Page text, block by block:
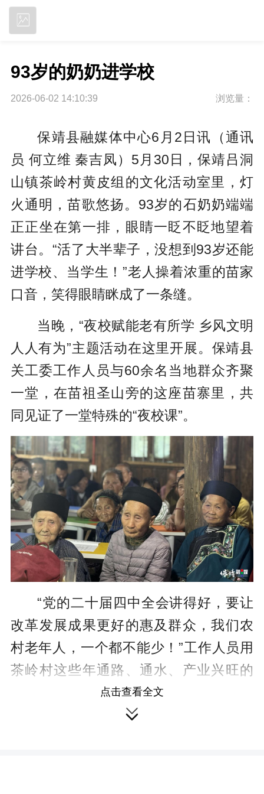
93岁的奶奶进学校
2026-06-02 14:10:39 浏览量：
保靖县融媒体中心6月2日讯（通讯
员 何立维 秦吉凤）5月30日，保靖吕洞
山镇茶岭村黄皮组的文化活动室里，灯
火通明，苗歌悠扬。93岁的石奶奶端端
正正坐在第一排，眼睛一眨不眨地望着
讲台。“活了大半辈子，没想到93岁还能
进学校、当学生！”老人操着浓重的苗家
口音，笑得眼睛眯成了一条缝。
当晚，“夜校赋能老有所学 乡风文明
人人有为”主题活动在这里开展。保靖县
关工委工作人员与60余名当地群众齐聚
一堂，在苗祖圣山旁的这座苗寨里，共
同见证了一堂特殊的“夜校课”。
“党的二十届四中全会讲得好，要让
改革发展成果更好的惠及群众，我们农
村老年人，一个都不能少！”工作人员用
茶岭村这些年通路、通水、产业兴旺的
鲜活变化，把全会精神讲成了“身边事”。
课程结束后，大家讨论嘴里念叨着：“党
点击查看全文
